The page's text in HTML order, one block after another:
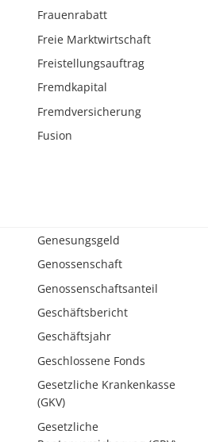
Frauenrabatt
Freie Marktwirtschaft
Freistellungsauftrag
Fremdkapital
Fremdversicherung
Fusion
Genesungsgeld
Genossenschaft
Genossenschaftsanteil
Geschäftsbericht
Geschäftsjahr
Geschlossene Fonds
Gesetzliche Krankenkasse
(GKV)
Gesetzliche